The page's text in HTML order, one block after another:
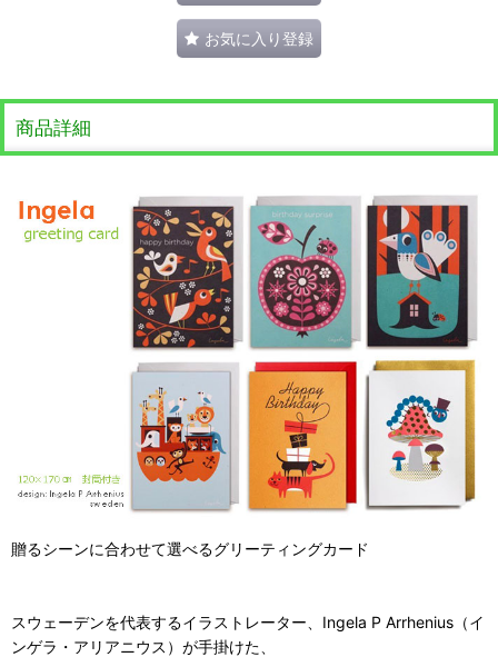
お気に入り登録
商品詳細
贈るシーンに合わせて選べるグリーティングカード
スウェーデンを代表するイラストレーター、Ingela P Arrhenius（イ
ンゲラ・アリアニウス）が手掛けた、